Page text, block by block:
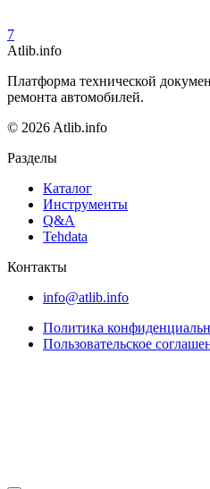
7
Atlib.info
Платформа технической
ремонта автомобилей.
© 2026 Atlib.info
Разделы
Каталог
Инструменты
Q&A
Tehdata
Контакты
info@atlib.info
Политика
Пользовательское